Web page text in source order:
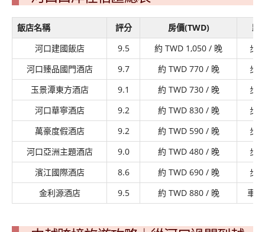
飯店名稱 評分 房價(TWD)
距
河口建國飯店
9.5 約 TWD 1,050 / 晚
步
河口臻品國門酒店
9.7 約 TWD 770 / 晚
步
玉景潭東方酒店
9.1 約 TWD 730 / 晚
步
河口華寧酒店
9.2 約 TWD 830 / 晚
步
萬豪度假酒店
9.2 約 TWD 590 / 晚
步
河口亞洲主題酒店
9.0 約 TWD 480 / 晚
步
濱江國際酒店
8.6 約 TWD 690 / 晚
步
金利源酒店
9.5 約 TWD 880 / 晚 車